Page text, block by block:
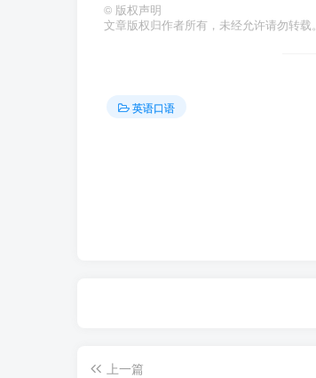
© 版权声明
文章版权归作者所有，未经允许请勿转载。
英语口语
上一篇